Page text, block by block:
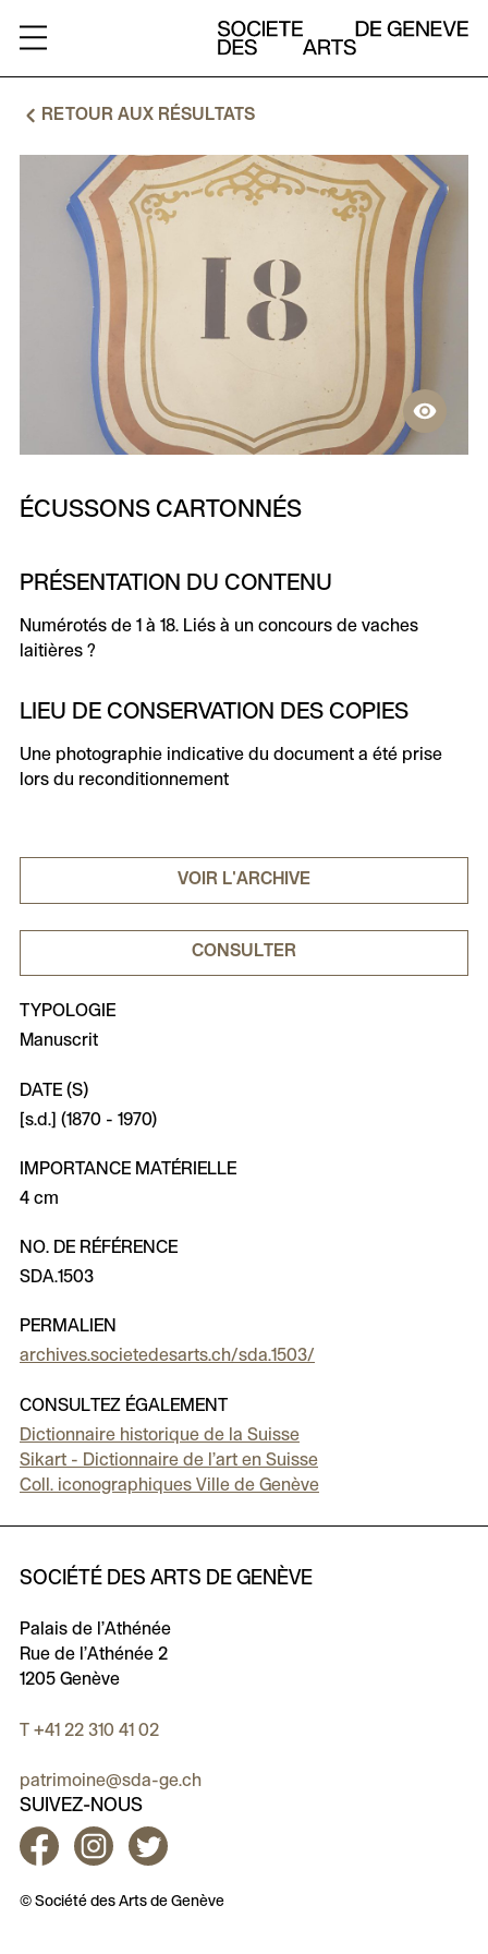
ARCHIVES
PROPOS
RESSOURCES
CONTACT
RETOUR AUX RÉSULTATS
ÉCUSSONS CARTONNÉS
PRÉSENTATION DU CONTENU
Numérotés de 1 à 18. Liés à un concours de vaches
laitières ?
LIEU DE CONSERVATION DES COPIES
Une photographie indicative du document a été prise
lors du reconditionnement
VOIR L'ARCHIVE
CONSULTER
TYPOLOGIE
Manuscrit
DATE (S)
[s.d.] (1870 - 1970)
IMPORTANCE MATÉRIELLE
4 cm
NO. DE RÉFÉRENCE
SDA.1503
PERMALIEN
archives.societedesarts.ch/sda.1503/
CONSULTEZ ÉGALEMENT
Dictionnaire historique de la Suisse
Sikart - Dictionnaire de l’art en Suisse
Coll. iconographiques Ville de Genève
SOCIÉTÉ DES ARTS DE GENÈVE
Palais de l’Athénée
Rue de l’Athénée 2
1205 Genève
T +41 22 310 41 02
patrimoine@sda-ge.ch
SUIVEZ-NOUS
FacebookInstagram
© Société des Arts de Genève